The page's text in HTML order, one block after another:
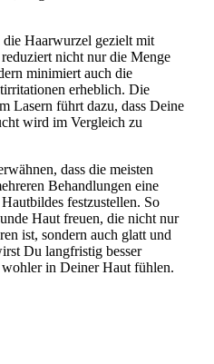
Haarwurzel gezielt mit
nicht nur die Menge
minimiert auch die
erheblich. Die
Lasern führt dazu, dass Deine
wird im Vergleich zu
dass die meisten
Behandlungen eine
festzustellen. So
Haut freuen, die nicht nur
ist, sondern auch glatt und
Du langfristig besser
in Deiner Haut fühlen.